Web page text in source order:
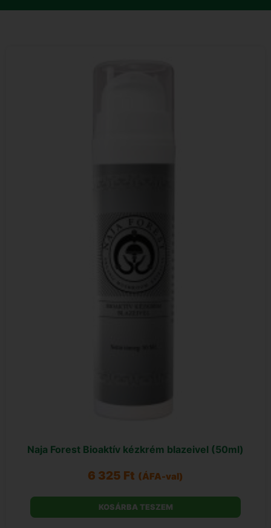
Naja Forest Bioaktív kézkrém blazeivel (50ml)
6 325 Ft (ÁFA-val)
KOSÁRBA TESZEM